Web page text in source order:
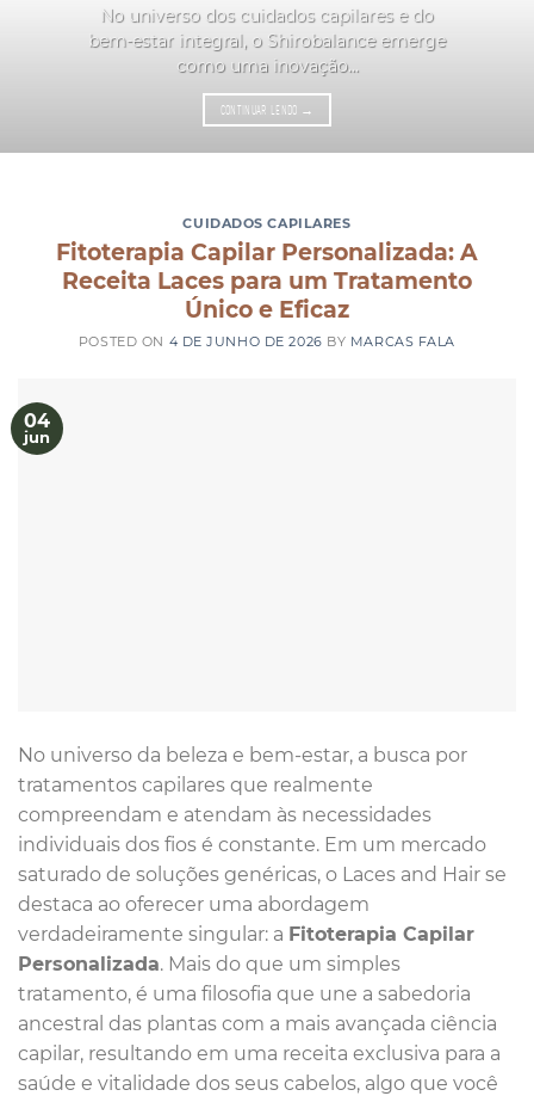
No universo dos cuidados capilares e do
bem-estar integral, o Shirobalance emerge
como uma inovação...
CONTINUAR LENDO →
CUIDADOS CAPILARES
Fitoterapia Capilar Personalizada: A
Receita Laces para um Tratamento
Único e Eficaz
POSTED ON 4 DE JUNHO DE 2026 BY MARCAS FALA
04
jun
No universo da beleza e bem-estar, a busca por
tratamentos capilares que realmente
compreendam e atendam às necessidades
individuais dos fios é constante. Em um mercado
saturado de soluções genéricas, o Laces and Hair se
destaca ao oferecer uma abordagem
verdadeiramente singular: a Fitoterapia Capilar
Personalizada. Mais do que um simples
tratamento, é uma filosofia que une a sabedoria
ancestral das plantas com a mais avançada ciência
capilar, resultando em uma receita exclusiva para a
saúde e vitalidade dos seus cabelos, algo que você